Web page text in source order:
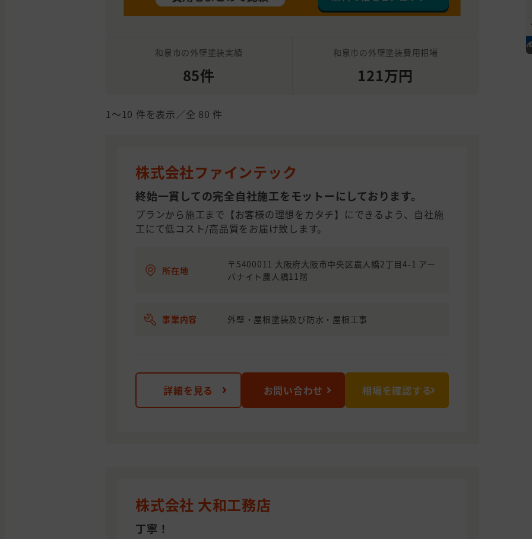
和泉市の外壁塗装実績
85件
和泉市の外壁塗装費用相場
121万円
1〜10 件を表示／全 80 件
株式会社ファインテック
終始一貫しての完全自社施工をモットーにしております。
プランから施工まで【お客様の理想をカタチ】にできるよう、自社施
工にて低コスト/高品質をお届け致します。
所在地
〒5400011 大阪府大阪市中央区農人橋2丁目4-1 アー
バナイト農人橋11階
事業内容 外壁・屋根塗装及び防水・屋根工事
詳細を見る お問い合わせ 相場を確認する
株式会社 大和工務店
丁寧！